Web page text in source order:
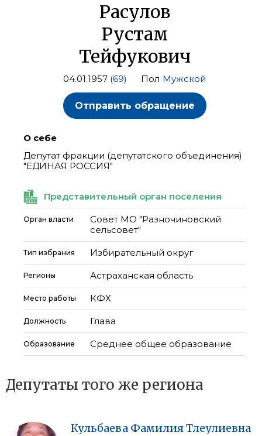
Расулов
Рустам
Тейфукович
04.01.1957 (69) Пол Мужской
Отправить обращение
О себе
Депутат фракции (депутатского объединения)
"ЕДИНАЯ РОССИЯ"
Представительный орган поселения
Орган власти
Совет МО "Разночиновский
сельсовет"
Тип избрания Избирательный округ
Регионы Астраханская область
Место работы КФХ
Должность Глава
Образование Среднее общее образование
Депутаты того же региона
Кульбаева ФамилияТлеулиевна